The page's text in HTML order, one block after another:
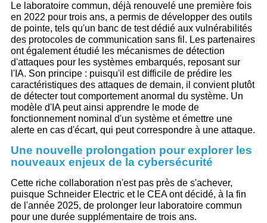
Le laboratoire commun, déjà renouvelé une première fois
en 2022 pour trois ans​, a permis de développer des outils
de pointe, tels qu'un banc de test dédié aux vulnérabilités
des protocoles de communication sans fil. Les partenaires
ont également étudié les mécanismes de détection
d'attaques pour les systèmes embarqués, reposant sur
l'IA. Son principe : puisqu'il est difficile de prédire les
caractéristiques des attaques de demain, il convient plutôt
de détecter tout comportement anormal du système. Un
modèle d'IA peut ainsi apprendre le mode de
fonctionnement nominal d'un système et émettre une
alerte en cas d'écart, qui peut correspondre à une attaque.
Une nouvelle prolongation pour explorer les
nouveaux enjeux de la cybersécurité
Cette riche collaboration n'est pas près de s'achever,
puisque Schneider Electric et le CEA ont décidé, à la fin
de l'année 2025, de prolonger leur laboratoire commun
pour une durée supplémentaire de trois ans.